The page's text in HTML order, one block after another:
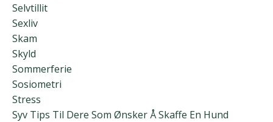
Selvtillit
Sexliv
Skam
Skyld
Sommerferie
Sosiometri
Stress
Syv Tips Til Dere Som Ønsker Å Skaffe En Hund